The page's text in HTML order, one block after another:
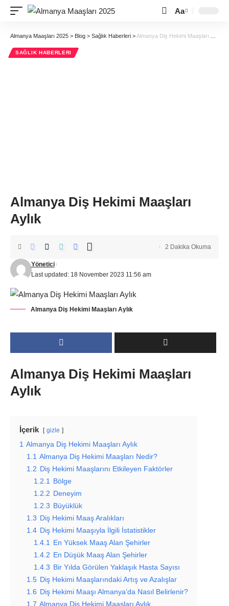
Aa
Almanya Maaşları 2025 > Blog > Sağlık Haberleri >Almanya Diş Hekimi Maaşları Aylık
SAĞLIK HABERLERI
Almanya Diş Hekimi Maaşları
Aylık
Last updated: 18 November 2023 11:56 am
Yönetici
2 Dakika Okuma
Almanya Diş Hekimi Maaşları Aylık
Almanya Diş Hekimi Maaşları
Aylık
İçerik gizle
1 Almanya Diş Hekimi Maaşları Aylık
1.1 Almanya Diş Hekimi Maaşları Nedir?
1.2 Diş Hekimi Maaşlarını Etkileyen Faktörler
1.2.1 Bölge
1.2.2 Deneyim
1.2.3 Büyüklük
1.3 Diş Hekimi Maaş Aralıkları
1.4 Diş Hekimi Maaşıyla İlgili İstatistikler
1.4.1 En Yüksek Maaş Alan Şehirler
1.4.2 En Düşük Maaş Alan Şehirler
1.4.3 Bir Yılda Görülen Yaklaşık Hasta Sayısı
1.5 Diş Hekimi Maaşlarındaki Artış ve Azalışlar
1.6 Diş Hekimi Maaşı Almanya’da Nasıl Belirlenir?
1.7 Almanya Diş Hekimi Maaşları Aylık